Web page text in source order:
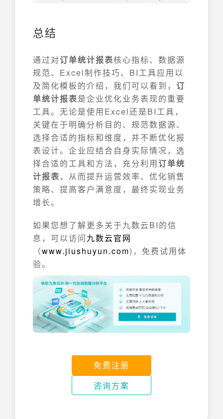
总结
通过对订单统计报表核心指标、数据源
规范、Excel制作技巧、BI工具应用以
及简化模板的介绍，我们可以看到， 订
单统计报表是企业优化业务表现的重要
工具。无论是使用Excel还是BI工具，
关键在于明确分析目的、规范数据源、
选择合适的指标和维度，并不断优化报
表设计。企业应结合自身实际情况，选
择合适的工具和方法，充分利用订单统
计报表 ，从而提升运营效率、优化销售
策略、提高客户满意度，最终实现业务
增长。
如果您想了解更多关于九数云BI的信
息，可以访问九数云官网
（www.jiushuyun.com)，免费试用体
验。
免费注册
咨询方案